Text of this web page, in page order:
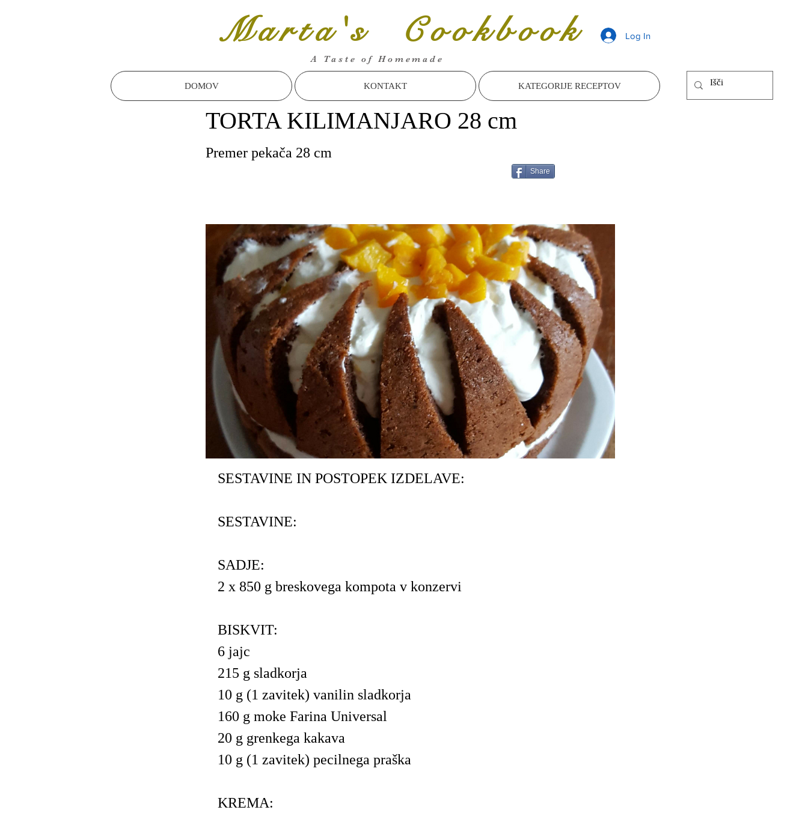
Marta's Cookbook Log In
A Taste of Homemade
DOMOV KONTAKT KATEGORIJE RECEPTOV
TORTA KILIMANJARO 28 cm
Premer pekača 28 cm
Share
SESTAVINE IN POSTOPEK IZDELAVE:
SESTAVINE:
SADJE:
2 x 850 g breskovega kompota v konzervi
BISKVIT:
6 jajc
215 g sladkorja
10 g (1 zavitek) vanilin sladkorja
160 g moke Farina Universal
20 g grenkega kakava
10 g (1 zavitek) pecilnega praška
KREMA: